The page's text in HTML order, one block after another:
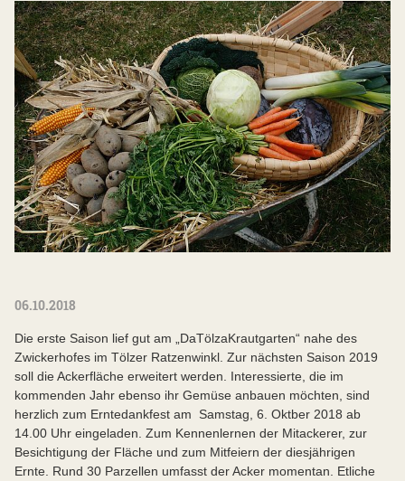
06.10.2018
Die erste Saison lief gut am „DaTölzaKrautgarten“ nahe des
Zwickerhofes im Tölzer Ratzenwinkl. Zur nächsten Saison 2019
soll die Ackerfläche erweitert werden. Interessierte, die im
kommenden Jahr ebenso ihr Gemüse anbauen möchten, sind
herzlich zum Erntedankfest am Samstag, 6. Oktber 2018 ab
14.00 Uhr eingeladen. Zum Kennenlernen der Mitackerer, zur
Besichtigung der Fläche und zum Mitfeiern der diesjährigen
Ernte. Rund 30 Parzellen umfasst der Acker momentan. Etliche